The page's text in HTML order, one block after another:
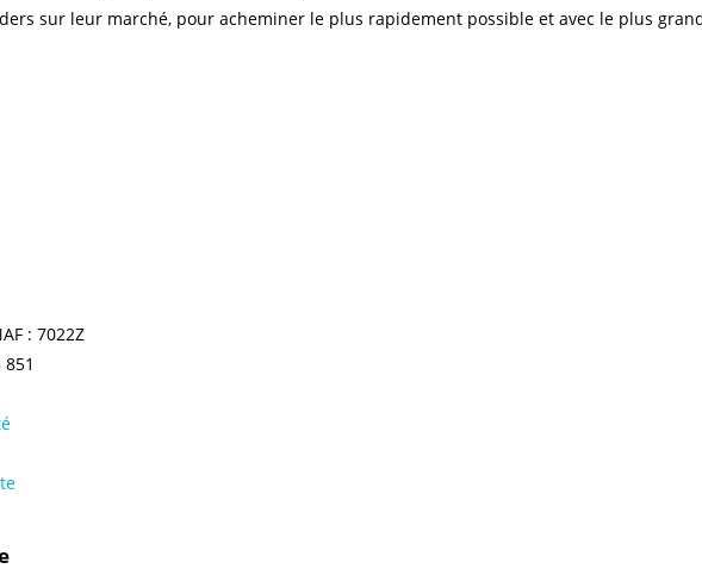
sur leur marché, pour acheminer le plus rapidement possible et avec le plus
: 7022Z